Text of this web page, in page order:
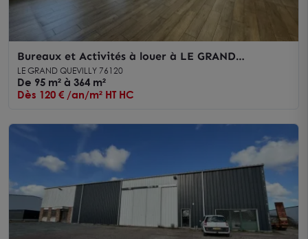
Bureaux et Activités à louer à LE GRAND
QUEVILLY 76120
LE GRAND QUEVILLY 76120
De 95 m² à 364 m²
Dès 120 € /an/m² HT HC